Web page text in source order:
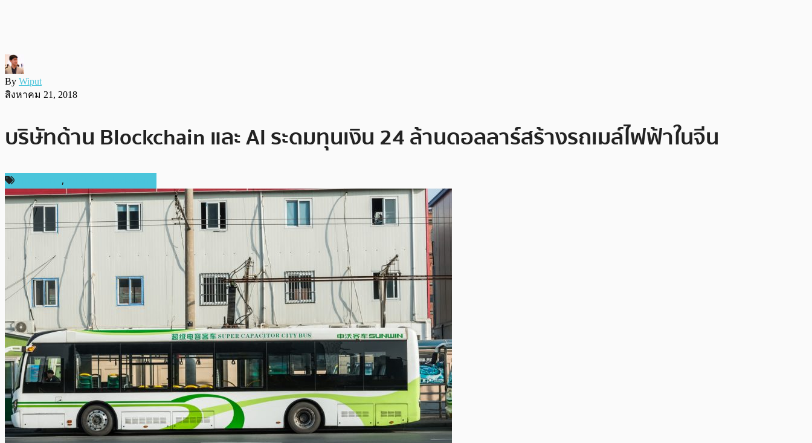
By Wiput
สิงหาคม 21, 2018
บริษัทด้าน Blockchain และ AI ระดมทุนเงิน 24 ล้านดอลลาร์สร้างรถเมล์ไฟฟ้าในจีน
,